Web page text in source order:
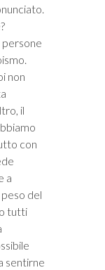
persone
non
il
con
a
del
tutti
sentirne